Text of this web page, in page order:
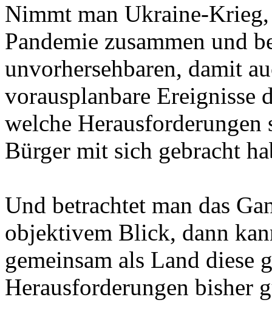
Nimmt man Ukraine-
Pandemie zusammen und
unvorhersehbaren, damit
vorausplanbare Ereignisse
welche
Bürger mit sich gebracht
Und betrachtet man das
objektivem Blick, dann
gemeinsam als Land diese
Herausforderungen bisher